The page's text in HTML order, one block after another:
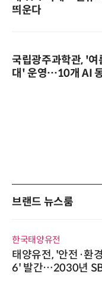
띄운다
국립광주과학관, '여
대'
브랜드 뉴스룸
한국태양유전
태양유전, '안전·환
6' 발간…2030년